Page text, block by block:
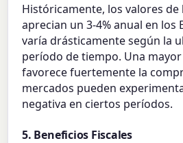
Históricamente, los valores de
aprecian un 3-4% anual en los
varía drásticamente según la
período de tiempo. Una
favorece fuertemente la
mercados pueden
negativa en ciertos períodos.
5. Beneficios Fiscales